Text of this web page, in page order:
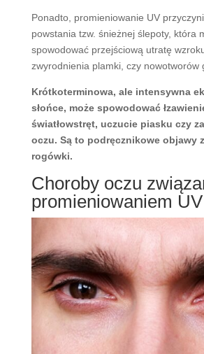
Ponadto, promieniowanie UV
powstania tzw. śnieżnej ślepoty, która
spowodować przejściową utratę
zwyrodnienia plamki, czy nowotworów
Krótkoterminowa, ale intensywna
słońce, może spowodować
światłowstręt, uczucie piasku czy
oczu. Są to podręcznikowe objawy
rogówki.
Choroby oczu
promieniowaniem UV